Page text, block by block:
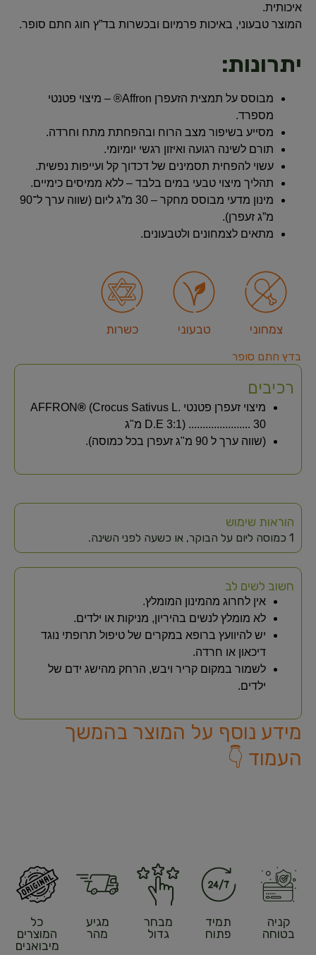
איכותית.
המוצר טבעוני, באיכות פרמיום ובכשרות בד”ץ חוג חתם סופר.
יתרונות:
מבוסס על תמצית הזעפרן Affron® – מיצוי פטנטי
מספרד.
מסייע בשיפור מצב הרוח ובהפחתת מתח וחרדה.
תורם לשינה רגועה ואיזון רגשי יומיומי.
עשוי להפחית תסמינים של דכדוך קל ועייפות נפשית.
תהליך מיצוי טבעי במים בלבד – ללא ממיסים כימיים.
מינון מדעי מבוסס מחקר – 30 מ”ג ליום (שווה ערך ל־90
מ”ג זעפרן).
מתאים לצמחונים ולטבעונים.
צמחוני טבעוני כשרות
בדץ חתם סופר
רכיבים
מיצוי זעפרן פטנטי ® (Crocus Sativus L.
D.E 3:1) ...................... 30 מ"ג
(שווה ערך ל 90 מ"ג זעפרן בכל כמוסה).
הוראות שימוש
1 כמוסה ליום על הבוקר, או כשעה לפני השינה.
חשוב לשים לב
אין לחרוג מהמינון המומלץ.
לא מומלץ לנשים בהיריון, מניקות או ילדים.
יש להיוועץ ברופא במקרים של טיפול תרופתי נוגד
דיכאון או חרדה.
לשמור במקום קריר ויבש, הרחק מהישג ידם של
ילדים.
מידע נוסף על המוצר בהמשך
העמוד 👇
קניה
בטוחה
תמיד
פתוח
מבחר
גדול
מגיע
מהר
כל
המוצרים
מיבואנים